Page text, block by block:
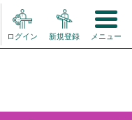
ログイン 新規登録 メニュー